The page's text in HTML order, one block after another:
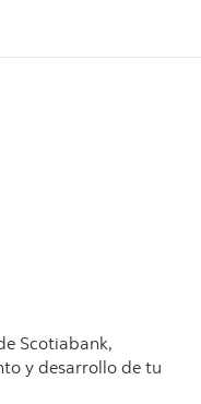
Scotiabank,
y desarrollo de tu